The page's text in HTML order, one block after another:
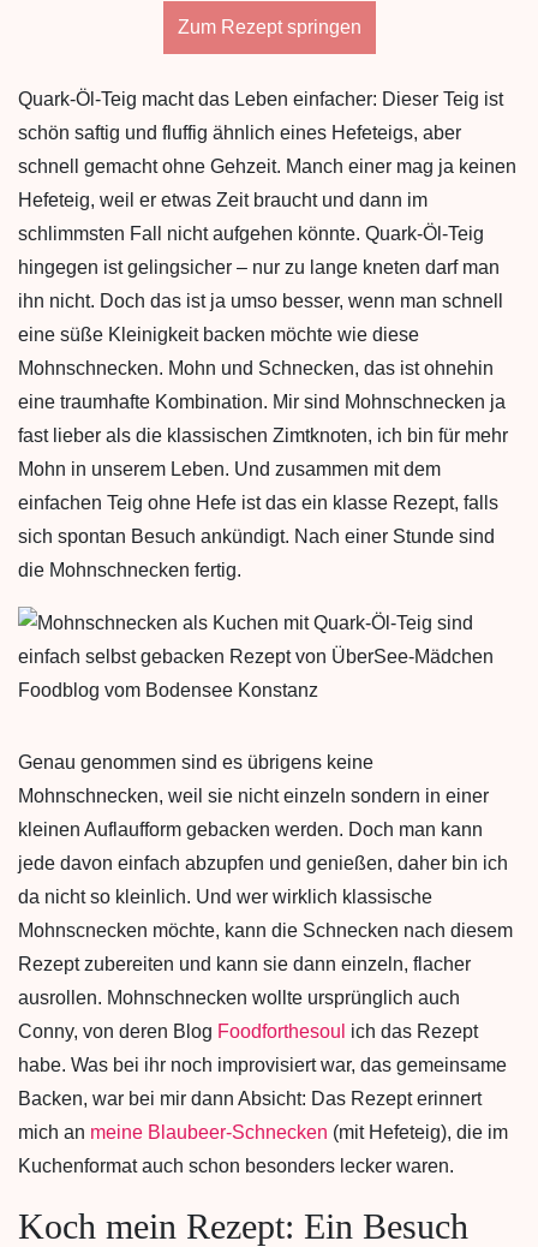
Zum Rezept springen
Quark-Öl-Teig macht das Leben einfacher: Dieser Teig ist
schön saftig und fluffig ähnlich eines Hefeteigs, aber
schnell gemacht ohne Gehzeit. Manch einer mag ja keinen
Hefeteig, weil er etwas Zeit braucht und dann im
schlimmsten Fall nicht aufgehen könnte. Quark-Öl-Teig
hingegen ist gelingsicher – nur zu lange kneten darf man
ihn nicht. Doch das ist ja umso besser, wenn man schnell
eine süße Kleinigkeit backen möchte wie diese
Mohnschnecken. Mohn und Schnecken, das ist ohnehin
eine traumhafte Kombination. Mir sind Mohnschnecken ja
fast lieber als die klassischen Zimtknoten, ich bin für mehr
Mohn in unserem Leben. Und zusammen mit dem
einfachen Teig ohne Hefe ist das ein klasse Rezept, falls
sich spontan Besuch ankündigt. Nach einer Stunde sind
die Mohnschnecken fertig.
Genau genommen sind es übrigens keine
Mohnschnecken, weil sie nicht einzeln sondern in einer
kleinen Auflaufform gebacken werden. Doch man kann
jede davon einfach abzupfen und genießen, daher bin ich
da nicht so kleinlich. Und wer wirklich klassische
Mohnscnecken möchte, kann die Schnecken nach diesem
Rezept zubereiten und kann sie dann einzeln, flacher
ausrollen. Mohnschnecken wollte ursprünglich auch
Conny, von deren Blog Foodforthesoul ich das Rezept
habe. Was bei ihr noch improvisiert war, das gemeinsame
Backen, war bei mir dann Absicht: Das Rezept erinnert
mich an meine Blaubeer-Schnecken (mit Hefeteig), die im
Kuchenformat auch schon besonders lecker waren.
Koch mein Rezept: Ein Besuch